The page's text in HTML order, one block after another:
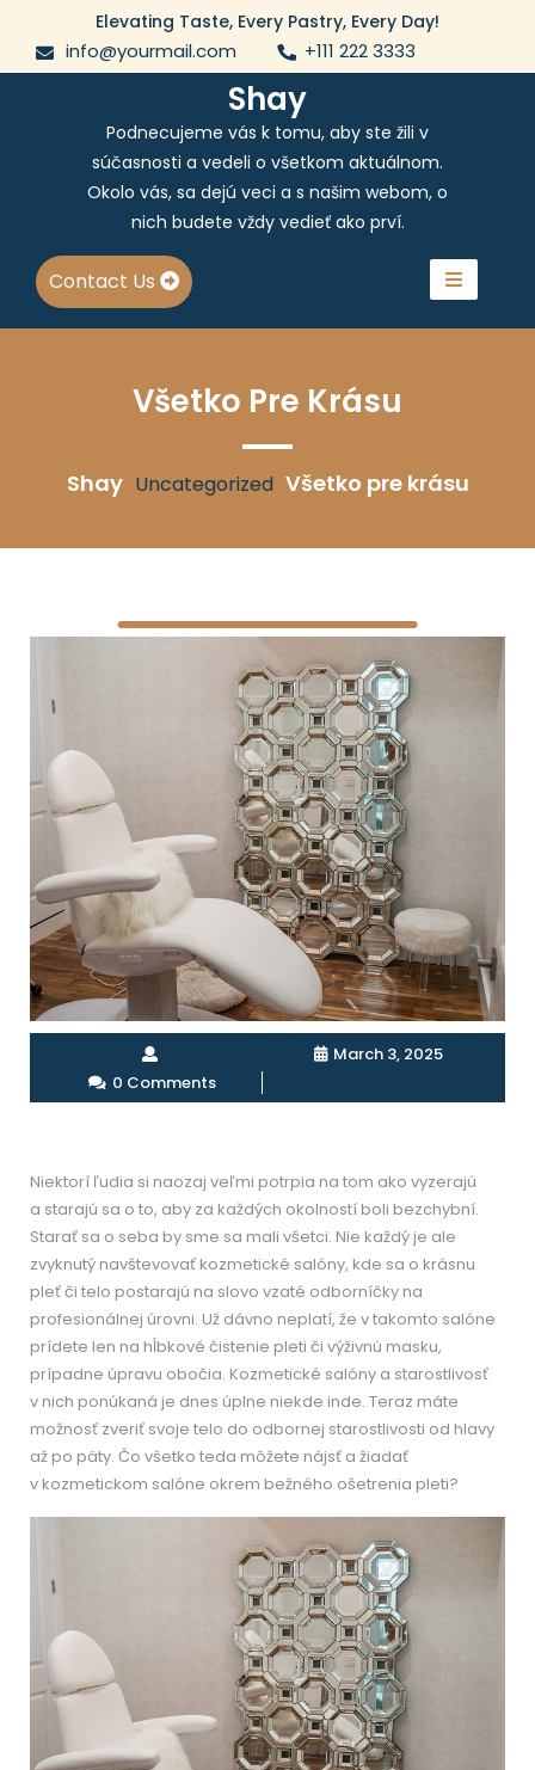
content
Elevating Taste, Every Pastry, Every Day!
info@yourmail.com +111 222 3333
Shay
Podnecujeme vás k tomu, aby ste žili v
súčasnosti a vedeli o všetkom aktuálnom.
Okolo vás, sa dejú veci a s našim webom, o
nich budete vždy vedieť ako prví.
Contact Us
Všetko Pre Krásu
Shay Uncategorized Všetko pre krásu
March 3, 2025
0 Comments
Niektorí ľudia si naozaj veľmi potrpia na tom ako vyzerajú
a starajú sa o to, aby za každých okolností boli bezchybní.
Starať sa o seba by sme sa mali všetci. Nie každý je ale
zvyknutý navštevovať kozmetické salóny, kde sa o krásnu
pleť či telo postarajú na slovo vzaté odborníčky na
profesionálnej úrovni. Už dávno neplatí, že v takomto salóne
prídete len na hĺbkové čistenie pleti či výživnú masku,
prípadne úpravu obočia. Kozmetické salóny a starostlivosť
v nich ponúkaná je dnes úplne niekde inde. Teraz máte
možnosť zveriť svoje telo do odbornej starostlivosti od hlavy
až po päty. Čo všetko teda môžete nájsť a žiadať
v kozmetickom salóne okrem bežného ošetrenia pleti?